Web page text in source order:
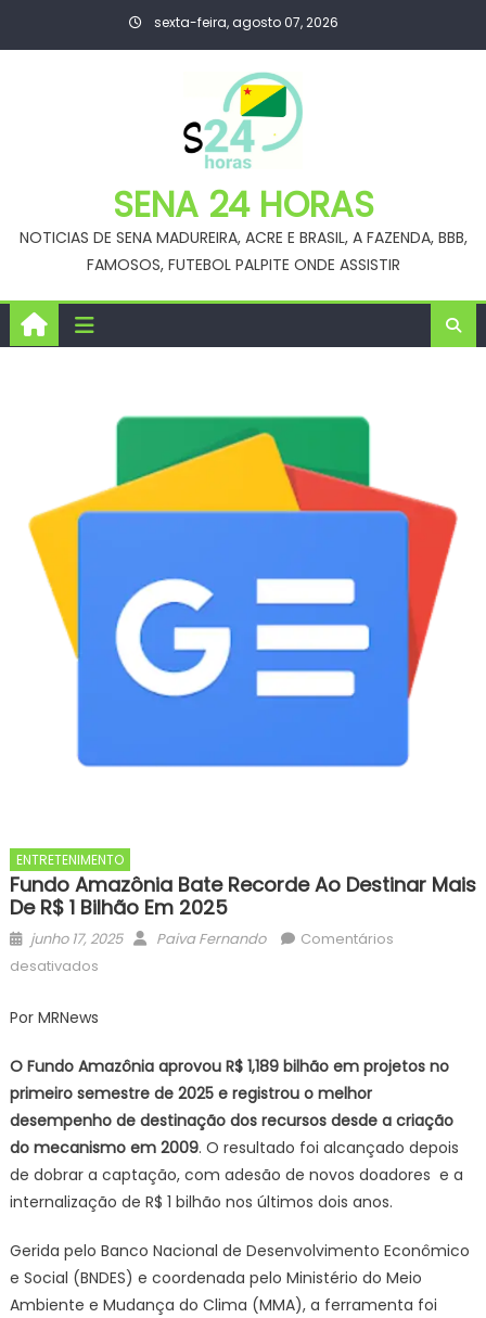
sexta-feira, agosto 07, 2026
SENA 24 HORAS
NOTICIAS DE SENA MADUREIRA, ACRE E BRASIL, A FAZENDA, BBB,
FAMOSOS, FUTEBOL PALPITE ONDE ASSISTIR
ENTRETENIMENTO
Fundo Amazônia Bate Recorde Ao Destinar Mais
De R$ 1 Bilhão Em 2025
Posted
on
junho 17, 2025 Author
Paiva Fernando
Comentários
desativadosem
Amazônia
recorde
ao
destinar
mais
1
em
2025
Por MRNews
O Fundo Amazônia aprovou R$ 1,189 bilhão em projetos no
primeiro semestre de 2025 e registrou o melhor
desempenho de destinação dos recursos desde a criação
do mecanismo em 2009. O resultado foi alcançado depois
de dobrar a captação, com adesão de novos doadores e a
internalização de R$ 1 bilhão nos últimos dois anos.
Gerida pelo Banco Nacional de Desenvolvimento Econômico
e Social (BNDES) e coordenada pelo Ministério do Meio
Ambiente e Mudança do Clima (MMA), a ferramenta foi